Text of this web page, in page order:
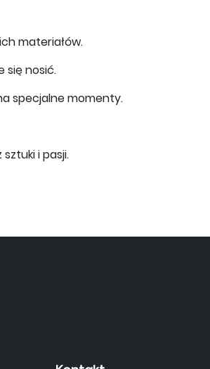
materiałów.
się nosić.
specjalne momenty.
i pasji.